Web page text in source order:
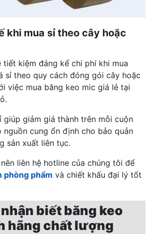
khi mua sỉ theo cây hoặc
tiết kiệm đáng kể chi phí khi mua
sỉ theo quy cách đóng gói cây hoặc
việc mua băng keo mic giá lẻ tại
giúp giảm giá thành trên mỗi cuộn
nguồn cung ổn định cho bảo quản
sản xuất liên tục.
liên hệ hotline của chúng tôi để
phòng phẩm và chiết khấu đại lý tốt
biết băng keo
hãng chất lượng